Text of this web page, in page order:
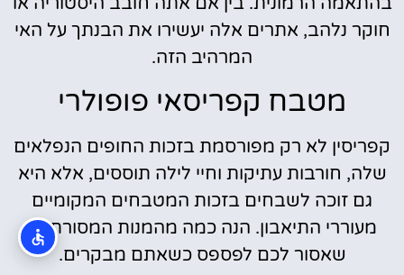
חוקר נלהב, אתרים אלה יעשירו את הבנתך על האי
המרהיב הזה.
מטבח קפריסאי פופולרי
קפריסין לא רק מפורסמת בזכות החופים הנפלאים
שלה, חורבות עתיקות וחיי לילה תוססים, אלא היא
גם זוכה לשבחים בזכות המטבחים המקומיים
מעוררי התיאבון. הנה כמה מהמנות המסורתיות
שאסור לכם לפספס כשאתם מבקרים.